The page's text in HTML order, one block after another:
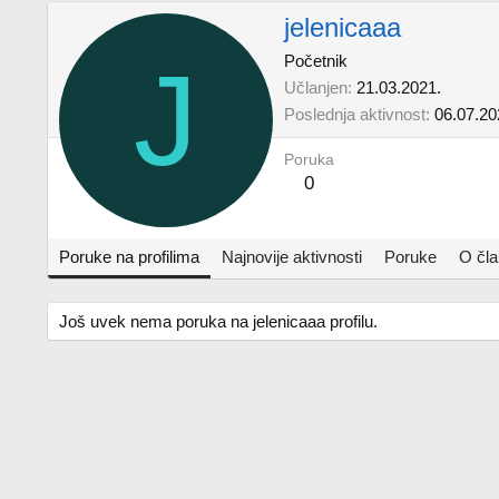
J
jelenicaaa
Početnik
Učlanjen 21.03.2021.
Poslednja aktivnost
Poruka
0
Poruke na profilima Najnovije aktivnosti Poruke O
Još uvek nema poruka na jelenicaaa profilu.